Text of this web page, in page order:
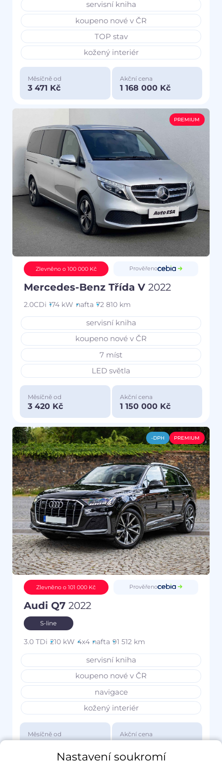
servisní kniha
koupeno nové v ČR
TOP stav
kožený interiér
Měsíčně od
3 471 Kč
Akční cena
1 168 000 Kč
PREMIUM
Zlevněno o 100 000 Kč Prověřeno
Mercedes-Benz Třída V 2022
2.0CDi 174 kW nafta 72 810 km
servisní kniha
koupeno nové v ČR
7 míst
LED světla
Měsíčně od
3 420 Kč
Akční cena
1 150 000 Kč
-DPH PREMIUM
Zlevněno o 101 000 Kč Prověřeno
Audi Q7 2022
S-line
3.0 TDi 210 kW 4x4 nafta 91 512 km
servisní kniha
koupeno nové v ČR
navigace
kožený interiér
Měsíčně od
3 417 Kč
Akční cena
1 149 000 Kč
Nastavení soukromí